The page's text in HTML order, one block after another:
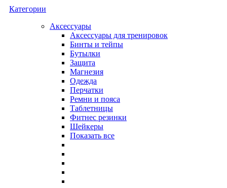
Категории
Аксессуары
Аксессуары для тренировок
Бинты и тейпы
Бутылки
Защита
Магнезия
Одежда
Перчатки
Ремни и пояса
Таблетницы
Фитнес резинки
Шейкеры
Показать все